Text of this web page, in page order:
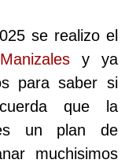
se realizo el
Manizales y ya
para saber si
que la
un plan de
muchisimos